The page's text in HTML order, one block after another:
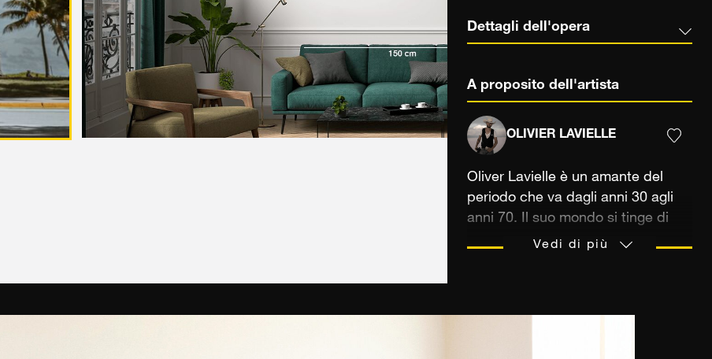
Dettagli dell'opera
A proposito dell'artista
OLIVIER LAVIELLE
Oliver Lavielle è un amante del
periodo che va dagli anni 30 agli
anni 70. Il suo mondo si tinge di
Jazz, Swing, Blues, Rock'n'roll e
Vedi di più